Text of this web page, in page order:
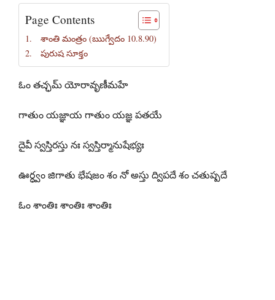
Page Contents
శాంతి మంత్రం (ఋగ్వేదం 10.8.90)
పురుష సూక్తం
ఓం తచ్ఛమ్ యోరావృణీమహే
గాతుం యజ్ఞాయ గాతుం యజ్ఞ పతయే
దైవీ స్వస్తిరస్తు నః స్వస్తిర్మానుషేభ్యః
ఊర్ధ్వం జిగాతు భేషజం శం నో అస్తు ద్విపదే శం చతుష్పదే
ఓం శాంతిః శాంతిః శాంతిః